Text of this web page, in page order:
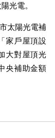
光電。
太陽光電補
家戶屋頂設
大對屋頂光
央補助金額